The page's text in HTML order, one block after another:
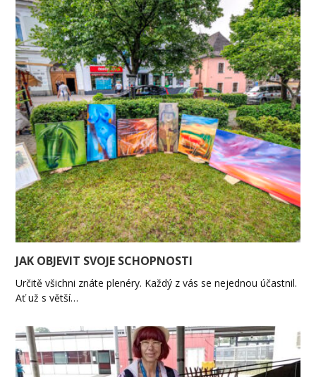
JAK OBJEVIT SVOJE SCHOPNOSTI
Určitě všichni znáte plenéry. Každý z vás se nejednou účastnil.
Ať už s větší…